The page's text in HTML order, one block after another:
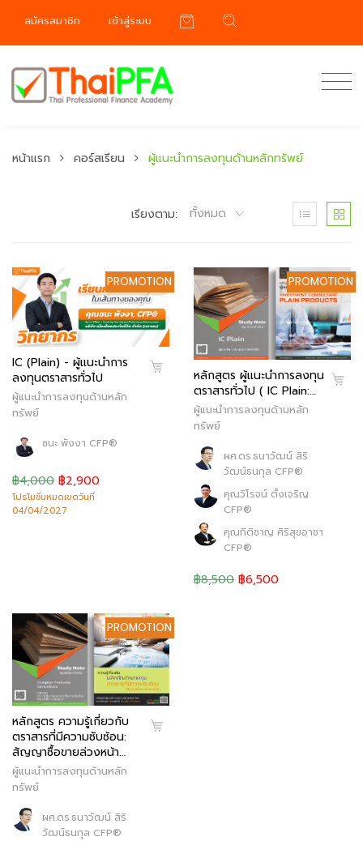
สมัครสมาชิก เข้าสู่ระบบ
หน้าแรก คอร์สเรียน ผู้แนะนำการลงทุนด้านหลักทรัพย์
เรียงตาม: ทั้งหมด
PROMOTION
IC (Plain) - ผู้แนะนำการ
ลงทุนตราสารทั่วไป
ผู้แนะนำการลงทุนด้านหลัก
ทรัพย์
ชนะ พังงา CFP®
฿4,000 ฿2,900
โปรโมชั่นหมดเขตวันที่
04/04/2027
PROMOTION
หลักสูตร ผู้แนะนำการลงทุน
ตราสารทั่วไป ( IC Plain:…
ผู้แนะนำการลงทุนด้านหลัก
ทรัพย์
ผศ.ดร.ธนาวัฒน์ สิริ
วัฒน์ธนกุล CFP®
คุณวิโรจน์ ตั้งเจริญ
CFP®
คุณกิติชาญ ศิริสุขอาชา
CFP®
฿8,500 ฿6,500
PROMOTION
หลักสูตร ความรู้เกี่ยวกับ
ตราสารที่มีความซับซ้อน:
สัญญาซื้อขายล่วงหน้า…
ผู้แนะนำการลงทุนด้านหลัก
ทรัพย์
ผศ.ดร.ธนาวัฒน์ สิริ
วัฒน์ธนกุล CFP®